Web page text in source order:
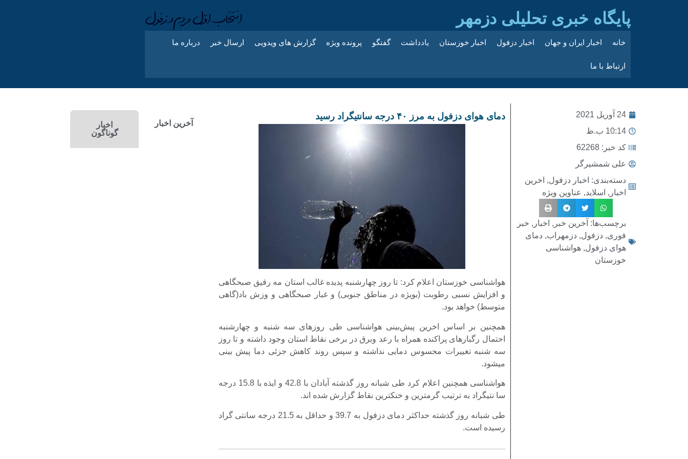
پایگاه خبری تحلیلی دزمهر
خانه اخبار ایران و جهان اخبار دزفول اخبار خوزستان یادداشت گفتگو پرونده ویژه گزارش های ویدویی ارسال خبر درباره ما
ارتباط با ما
24 آوریل 2021
10:14 ب.ظ
کد خبر: 62268
علی شمشیرگر
دسته‌بندی: اخبار دزفول, اخرین
اخبار , اسلاید, عناوین ویژه
برچسب‌ها: آخرین خبر , اخبار , خبر
فوری, دزفول, دزمهراب, دمای
هوای دزفول, هواشناسی
خوزستان
دمای هوای دزفول به مرز ۴۰ درجه سانتیگراد رسید
هواشناسی خوزستان اعلام کرد: تا روز چهارشنبه پدیده غالب استان مه رقیق صبحگاهی
و افزایش نسبی رطوبت (بویژه در مناطق جنوبی) و غبار صبحگاهی و وزش باد(گاهی
متوسط) خواهد بود.
همچنین بر اساس اخرین پیش‌بینی هواشناسی طی روزهای سه شنبه و چهارشنبه
احتمال رگبارهای پراکنده همراه با رعد وبرق در برخی نقاط استان وجود داشته و تا روز
سه شنبه تغییرات محسوس دمایی نداشته و سپس روند کاهش جزئی دما پیش بینی
میشود.
هواشناسی همچنین اعلام کرد طی شبانه روز گذشته آبادان با 42.8 و ایذه با 15.8 درجه
سا نتیگراد به ترتیب گرمترین و خنکترین نقاط گزارش شده اند.
طی شبانه روز گذشته حداکثر دمای دزفول به 39.7 و حداقل به 21.5 درجه سانتی گراد
رسیده است.
آخرین اخبار
اخبار
گوناگون